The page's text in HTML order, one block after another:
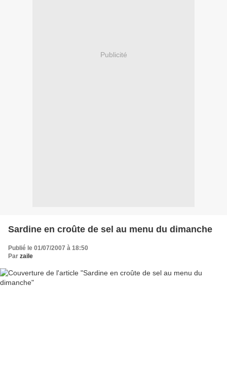
Publicité
Sardine en croûte de sel au menu du dimanche
Publié le 01/07/2007 à 18:50
Par zaile